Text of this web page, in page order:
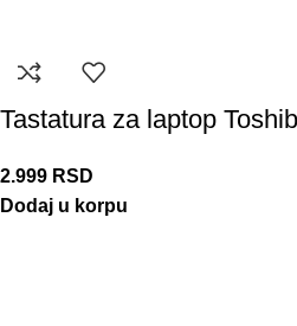
Tastatura za laptop
2.999 RSD
Dodaj u korpu